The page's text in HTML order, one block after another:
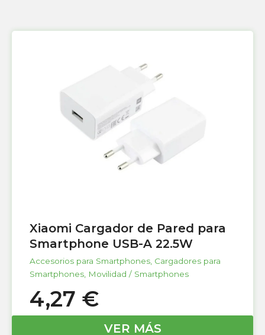
Xiaomi Cargador de Pared para
Smartphone USB-A 22.5W
Accesorios para Smartphones, Cargadores para
Smartphones, Movilidad / Smartphones
4,27 €
VER MÁS